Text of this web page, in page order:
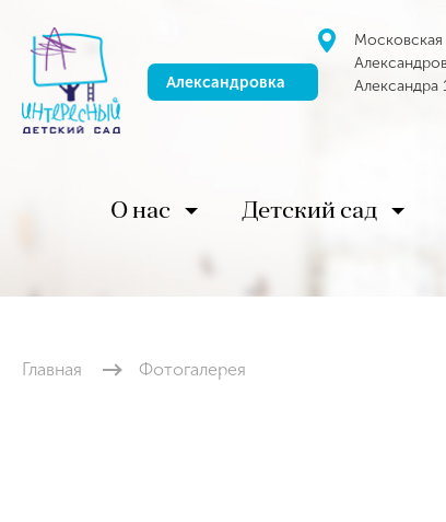
Александровка
Александра
О нас Детский сад
Главная Фотогалерея